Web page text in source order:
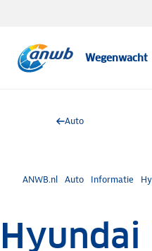
Wegenwacht
Auto
ANWB.nl Auto Informatie
Hyundai